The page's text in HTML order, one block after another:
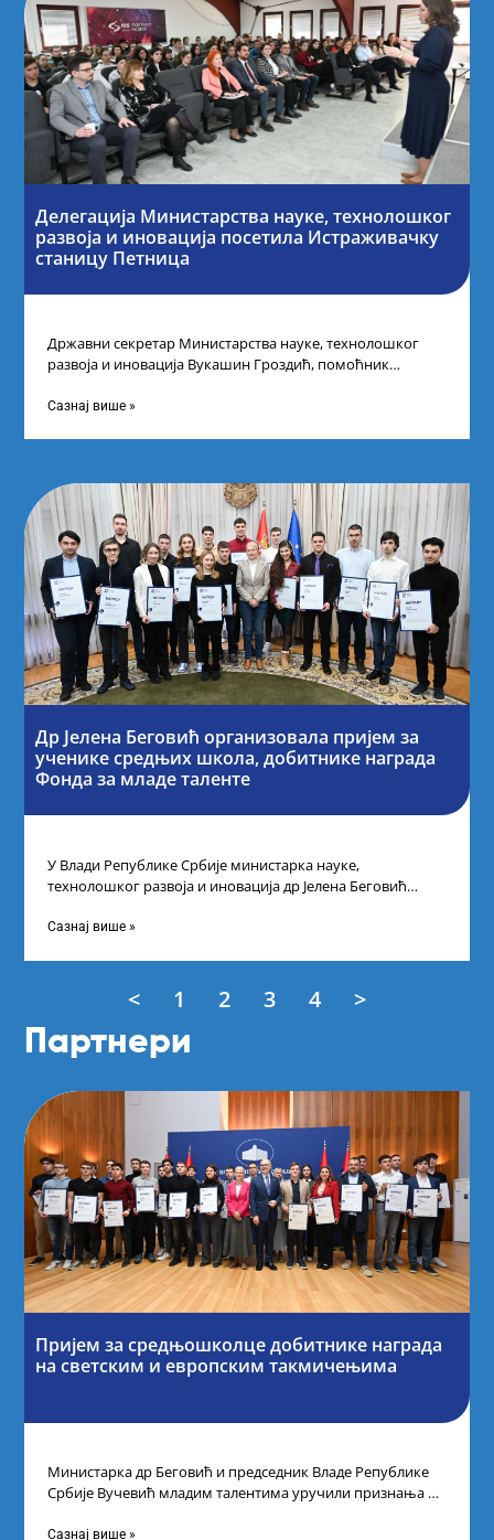
Делегација Министарства науке, технолошког
развоја и иновација посетила Истраживачку
станицу Петница
Државни секретар Министарства науке, технолошког
развоја и иновација Вукашин Гроздић, помоћник
промоцију
Сазнај више »
Др Јелена Беговић организовала пријем за
ученике средњих школа, добитнике награда
Фонда за младе таленте
У Влади Републике Србије министарка науке,
технолошког развоја и иновација др Јелена Беговић
Сазнај више »
< 1 2 3 4 >
Партнери
Пријем за средњошколце добитнике награда
на светским и европским такмичењима
Министарка др Беговић и председник Владе Републике
Србије Вучевић младим талентима уручили признања У
Сазнај више »